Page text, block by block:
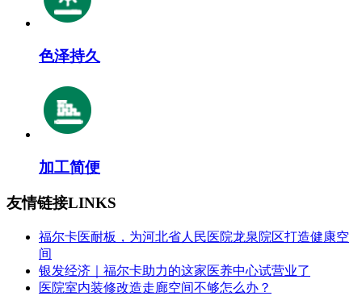
色泽持久
加工简便
友情链接LINKS
福尔卡医耐板，为河北省人民医院龙泉院区打造健康空
间
银发经济｜福尔卡助力的这家医养中心试营业了
医院室内装修改造走廊空间不够怎么办？